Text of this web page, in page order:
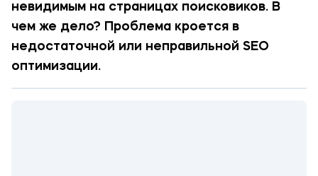
невидимым на страницах поисковиков. В
чем же дело? Проблема кроется в
недостаточной или неправильной SEO
оптимизации.